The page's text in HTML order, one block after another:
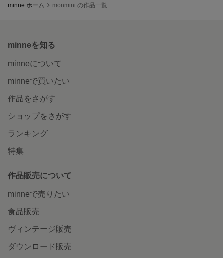
minne ホーム monmini の作品一覧
minneを知る
minneについて
minneで買いたい
作品をさがす
ショップをさがす
ランキング
特集
作品販売について
minneで売りたい
食品販売
ヴィンテージ販売
ダウンロード販売